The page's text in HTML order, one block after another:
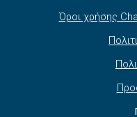
Όροι χρήσης